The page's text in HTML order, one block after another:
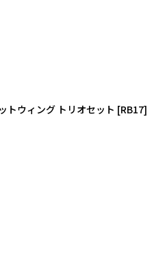
トウィング トリオセット [RB17]